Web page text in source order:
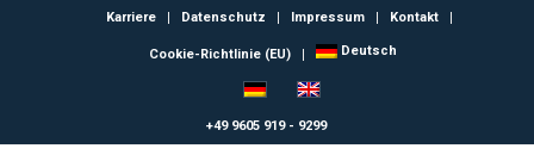
Karriere Datenschutz Impressum Kontakt
Cookie-Richtlinie (EU) Deutsch
+49 9605 919 - 9299